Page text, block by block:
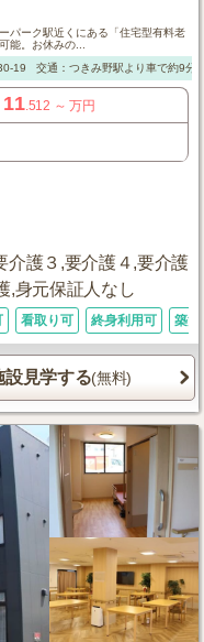
パーク駅近くにある「住宅型有料老
能。お休みの...
19 交通：つきみ野駅より車で約9分
11.512 ～万円
介護３,要介護４,要介護
,身元保証人なし
看取り可 終身利用可 築浅
設見学する(無料)